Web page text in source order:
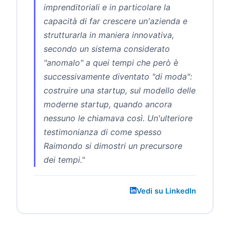
imprenditoriali e in particolare la
capacità di far crescere un'azienda e
strutturarla in maniera innovativa,
secondo un sistema considerato
"anomalo" a quei tempi che però è
successivamente diventato "di moda":
costruire una startup, sul modello delle
moderne startup, quando ancora
nessuno le chiamava così. Un'ulteriore
testimonianza di come spesso
Raimondo si dimostri un precursore
dei tempi."
Vedi su LinkedIn